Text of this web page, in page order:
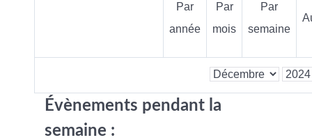
Par
année
Par
mois
Par
semaine
Évènements pendant la
semaine :